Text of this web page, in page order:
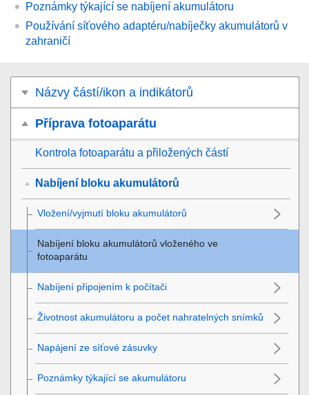
Poznámky týkající se nabíjení akumulátoru
Používání síťového adaptéru/nabíječky akumulátorů v
zahraničí
Názvy částí/ikon a indikátorů
Příprava fotoaparátu
Kontrola fotoaparátu a přiložených částí
Nabíjení bloku akumulátorů
Vložení/vyjmutí bloku akumulátorů
Nabíjení bloku akumulátorů vloženého ve
fotoaparátu
Nabíjení připojením k počítači
Životnost akumulátoru a počet nahratelných snímků
Napájení ze síťové zásuvky
Poznámky týkající se akumulátoru